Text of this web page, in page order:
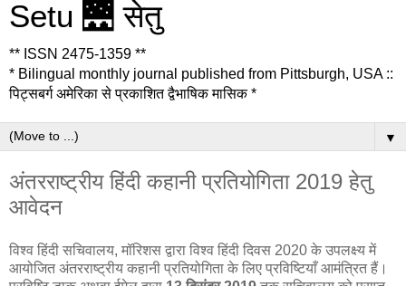
Setu 🌉 सेतु
** ISSN 2475-1359 **
* Bilingual monthly journal published from Pittsburgh, USA ::
पिट्सबर्ग अमेरिका से प्रकाशित द्वैभाषिक मासिक *
▼
अंतरराष्ट्रीय हिंदी कहानी प्रतियोगिता 2019 हेतु
आवेदन
विश्व हिंदी सचिवालय, मॉरिशस द्वारा विश्व हिंदी दिवस 2020 के उपलक्ष्य में
आयोजित अंतरराष्ट्रीय कहानी प्रतियोगिता के लिए प्रविष्टियाँ आमंत्रित हैं।